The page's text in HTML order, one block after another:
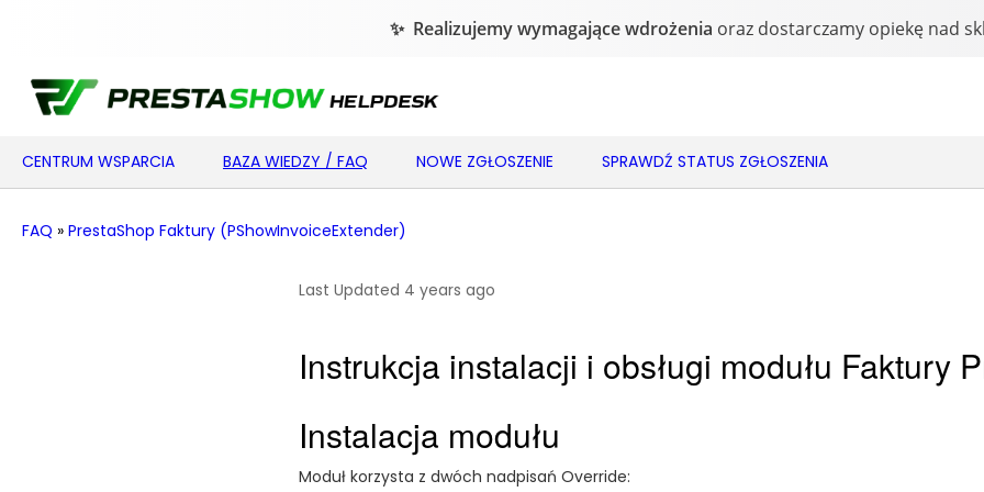
CENTRUM WSPARCIA BAZA WIEDZY / FAQ NOWE ZGŁOSZENIE SPRAWDŹ STATUS ZGŁOSZENIA
FAQ » PrestaShop Faktury (PShowInvoiceExtender)
Last Updated 4 years ago
Instrukcja instalacji i obsługi modułu Faktury
Instalacja modułu
Moduł korzysta z dwóch nadpisań Override: